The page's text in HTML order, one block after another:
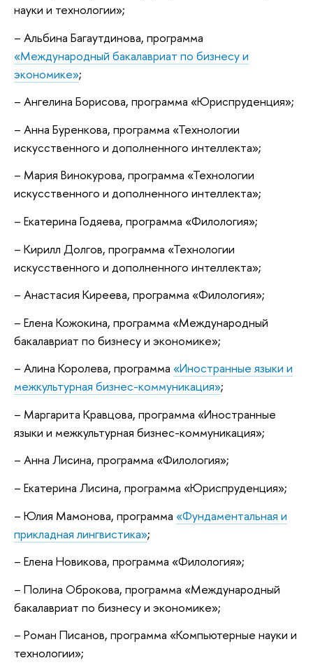
науки и технологии»;
– Альбина Багаутдинова, программа
«Международный бакалавриат по бизнесу и
экономике»;
– Ангелина Борисова, программа «Юриспруденция»;
– Анна Буренкова, программа «Технологии
искусственного и дополненного интеллекта»;
– Мария Винокурова, программа «Технологии
искусственного и дополненного интеллекта»;
– Екатерина Годяева, программа «Филология»;
– Кирилл Долгов, программа «Технологии
искусственного и дополненного интеллекта»;
– Анастасия Киреева, программа «Филология»;
– Елена Кожокина, программа «Международный
бакалавриат по бизнесу и экономике»;
– Алина Королева, программа «Иностранные языки и
межкультурная бизнес-коммуникация»;
– Маргарита Кравцова, программа «Иностранные
языки и межкультурная бизнес-коммуникация»;
– Анна Лисина, программа «Филология»;
– Екатерина Лисина, программа «Юриспруденция»;
– Юлия Мамонова, программа «Фундаментальная и
прикладная лингвистика»;
– Елена Новикова, программа «Филология»;
– Полина Оброкова, программа «Международный
бакалавриат по бизнесу и экономике»;
– Pоман Писанов, программа «Компьютерные науки и
технологии»;